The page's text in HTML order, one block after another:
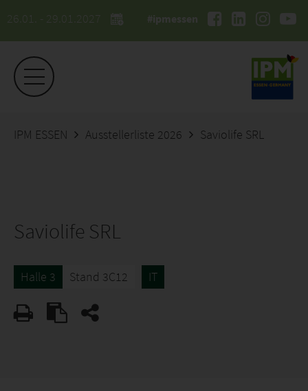
26.01. - 29.01.2027 #ipmessen
IPM ESSEN Ausstellerliste 2026 Saviolife SRL
Saviolife SRL
Halle 3 Stand 3C12 IT